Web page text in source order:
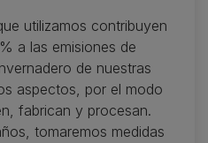
utilizamos contribuyen
a las emisiones de
de nuestras
aspectos, por el modo
fabrican y procesan.
tomaremos medidas